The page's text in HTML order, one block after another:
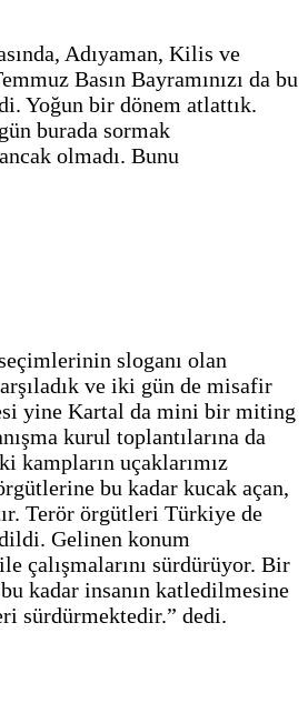
Adıyaman, Kilis ve
Basın Bayramınızı da bu
Yoğun bir dönem atlattık.
burada sormak
olmadı. Bunu
sloganı olan
ve iki gün de misafir
yine Kartal da mini bir miting
kurul toplantılarına da
kampların uçaklarımız
bu kadar kucak açan,
Terör örgütleri Türkiye de
Gelinen konum
çalışmalarını sürdürüyor. Bir
kadar insanın katledilmesine
sürdürmektedir.” dedi.